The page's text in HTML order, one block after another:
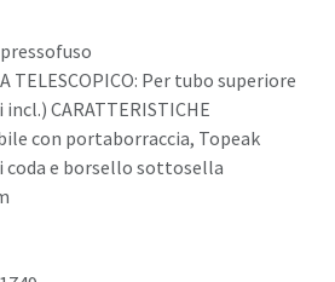
TELESCOPICO: Per tubo superiore
CARATTERISTICHE
con portaborraccia, Topeak
coda e borsello sottosella